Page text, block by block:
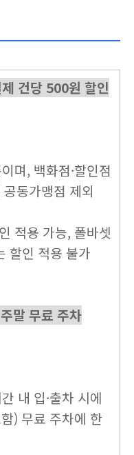
건당 500원 할인
며, 백화점·할인점
공동가맹점 제외
적용 가능, 폴바셋
할인 적용 불가
말 무료 주차
내 입·출차 시에
) 무료 주차에 한